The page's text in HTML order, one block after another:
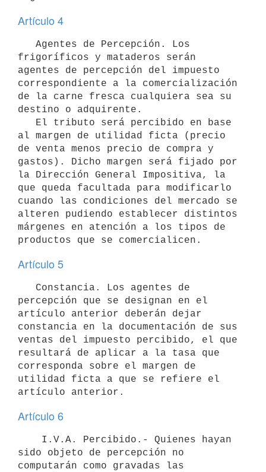
Artículo 4
frigoríficos y mataderos serán
agentes de percepción del impuesto
correspondiente a la comercialización
de la carne fresca cualquiera sea su
destino o adquirente.
al margen de utilidad ficta (precio
de venta menos precio de compra y
gastos). Dicho margen será fijado por
la Dirección General Impositiva, la
que queda facultada para modificarlo
cuando las condiciones del mercado se
alteren pudiendo establecer distintos
márgenes en atención a los tipos de
productos que se comercialicen.
Artículo 5
percepción que se designan en el
artículo anterior deberán dejar
constancia en la documentación de sus
ventas del impuesto percibido, el que
resultará de aplicar a la tasa que
corresponda sobre el margen de
utilidad ficta a que se refiere el
artículo anterior.
Artículo 6
sido objeto de percepción no
computarán como gravadas las